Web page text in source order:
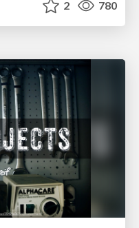
2 780